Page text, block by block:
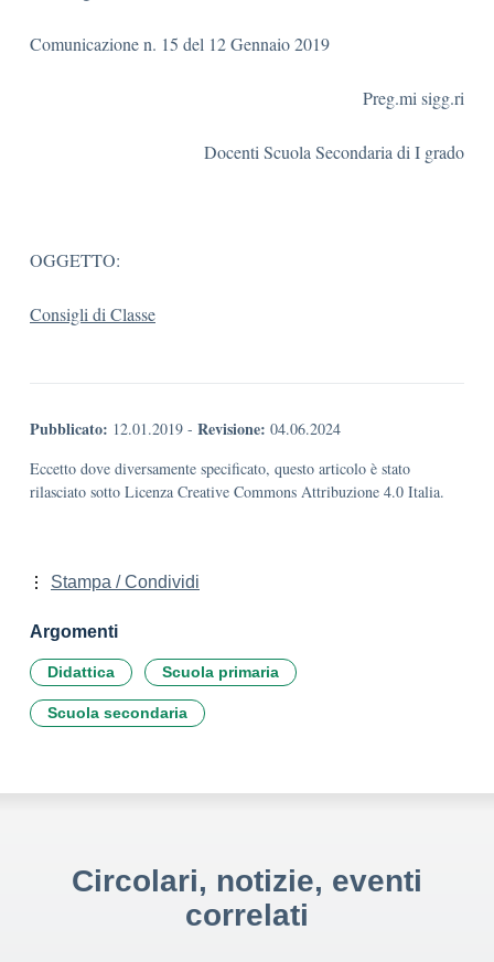
Comunicazione n. 15 del 12 Gennaio 2019
Preg.mi sigg.ri
Docenti Scuola Secondaria di I grado
OGGETTO:
Consigli di Classe
Pubblicato: 12.01.2019 - Revisione: 04.06.2024
Eccetto dove diversamente specificato, questo articolo è stato
rilasciato sotto Licenza Creative Commons Attribuzione 4.0 Italia.
Stampa / Condividi
Argomenti
Didattica Scuola primaria
Scuola secondaria
Circolari, notizie, eventi
correlati